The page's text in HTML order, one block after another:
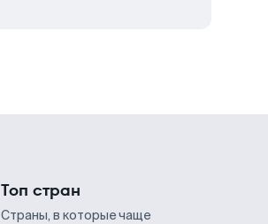
Топ стран
Страны, в которые чаще